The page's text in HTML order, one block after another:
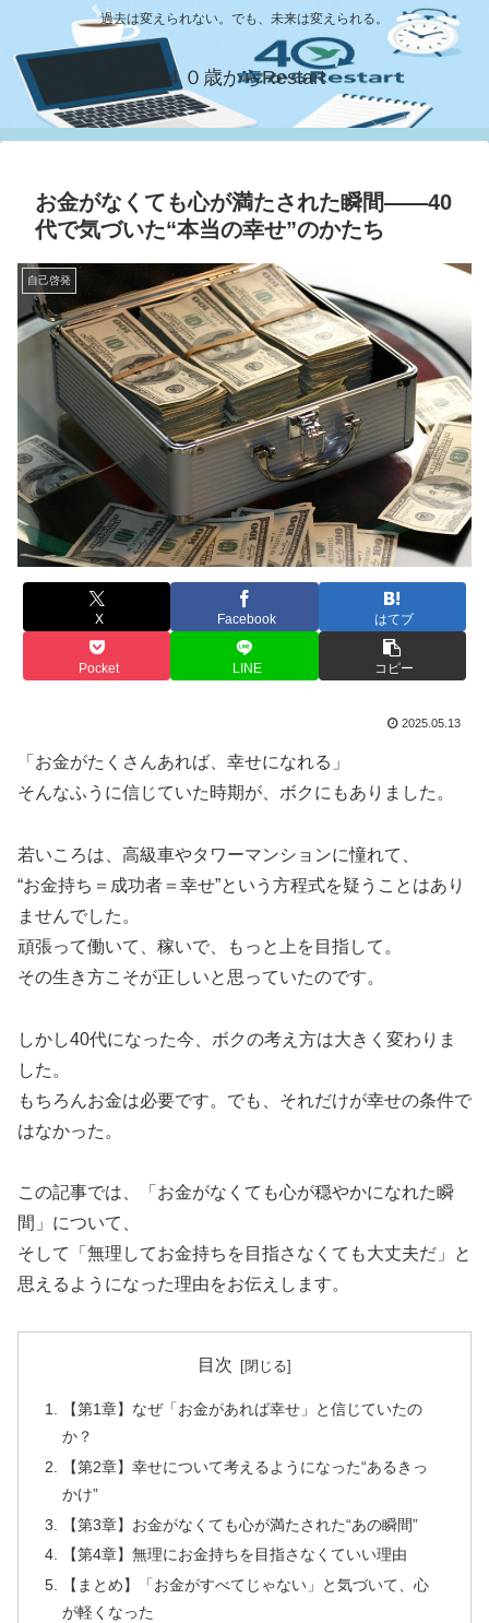
過去は変えられない。でも、未来は変えられる。
４０歳からRestart
お金がなくても心が満たされた瞬間——40
代で気づいた“本当の幸せ”のかたち
自己啓発
X Facebook はてブ
Pocket LINE コピー
2025.05.13
「お金がたくさんあれば、幸せになれる」
そんなふうに信じていた時期が、ボクにもありました。
若いころは、高級車やタワーマンションに憧れて、
“お金持ち＝成功者＝幸せ”という方程式を疑うことはあり
ませんでした。
頑張って働いて、稼いで、もっと上を目指して。
その生き方こそが正しいと思っていたのです。
しかし40代になった今、ボクの考え方は大きく変わりま
した。
もちろんお金は必要です。でも、それだけが幸せの条件で
はなかった。
この記事では、「お金がなくても心が穏やかになれた瞬
間」について、
そして「無理してお金持ちを目指さなくても大丈夫だ」と
思えるようになった理由をお伝えします。
目次
【第1章】なぜ「お金があれば幸せ」と信じていたの
か？
【第2章】幸せについて考えるようになった“あるきっ
かけ”
【第3章】お金がなくても心が満たされた“あの瞬間”
【第4章】無理にお金持ちを目指さなくていい理由
【まとめ】「お金がすべてじゃない」と気づいて、心
が軽くなった